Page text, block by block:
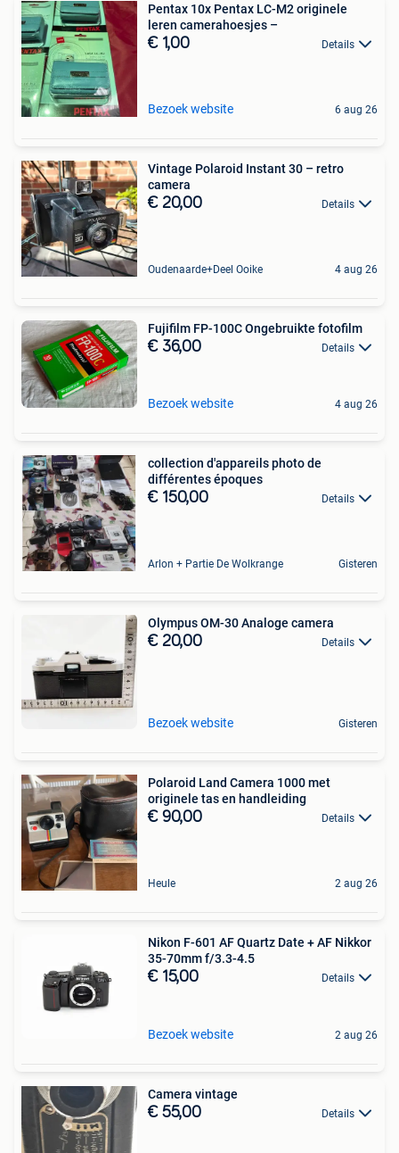
Pentax 10x Pentax LC-M2 originele
leren camerahoesjes –
€ 1,00 Details
Bezoek website 6 aug 26
Vintage Polaroid Instant 30 – retro
camera
€ 20,00 Details
Oudenaarde+Deel Ooike 4 aug 26
Fujifilm FP-100C Ongebruikte fotofilm
€ 36,00 Details
Bezoek website 4 aug 26
collection d'appareils photo de
différentes époques
€ 150,00 Details
Arlon + Partie De Wolkrange Gisteren
Olympus OM-30 Analoge camera
€ 20,00 Details
Bezoek website Gisteren
Polaroid Land Camera 1000 met
originele tas en handleiding
€ 90,00 Details
Heule 2 aug 26
Nikon F-601 AF Quartz Date + AF Nikkor
35-70mm f/3.3-4.5
€ 15,00 Details
Bezoek website 2 aug 26
Camera vintage
€ 55,00 Details